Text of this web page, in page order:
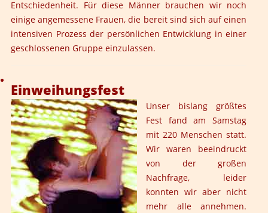
Entschiedenheit. Für diese Männer brauchen wir noch
einige angemessene Frauen, die bereit sind sich auf einen
intensiven Prozess der persönlichen Entwicklung in einer
geschlossenen Gruppe einzulassen.
Einweihungsfest
Unser bislang größtes
Fest fand am Samstag
mit 220 Menschen statt.
Wir waren beeindruckt
von der großen
Nachfrage, leider
konnten wir aber nicht
mehr alle annehmen.